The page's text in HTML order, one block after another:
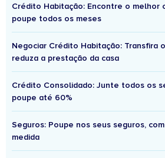
Crédito Habitação: Encontre o melhor
poupe todos os meses
Negociar Crédito Habitação: Transfira
reduza a prestação da casa
Crédito Consolidado: Junte todos os
poupe até 60%
Seguros: Poupe nos seus seguros,
medida